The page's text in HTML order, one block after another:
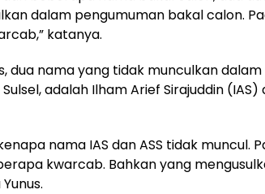
dalam pengumuman bakal calon.
katanya.
dua nama yang tidak munculkan
adalah Ilham Arief Sirajuddin
nama IAS dan ASS tidak muncul.
kwarcab. Bahkan yang